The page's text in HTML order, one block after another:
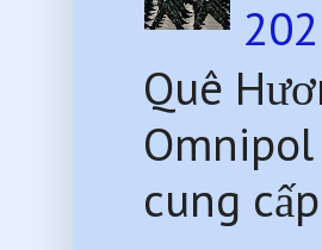
Quê
cung